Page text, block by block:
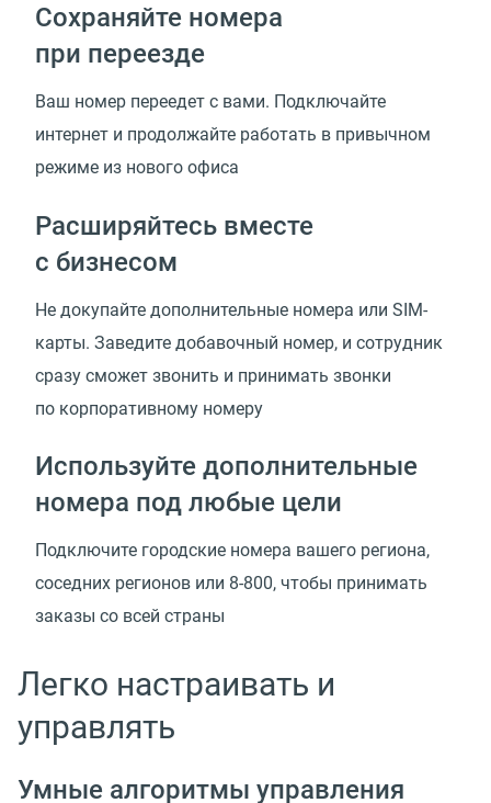
Сохраняйте номера
при переезде
Ваш номер переедет с вами. Подключайте
интернет и продолжайте работать в привычном
режиме из нового офиса
Расширяйтесь вместе
с бизнесом
Не докупайте дополнительные номера или SIM-
карты. Заведите добавочный номер, и сотрудник
сразу сможет звонить и принимать звонки
по корпоративному номеру
Используйте дополнительные
номера под любые цели
Подключите городские номера вашего региона,
соседних регионов или 8-800, чтобы принимать
заказы со всей страны
Легко настраивать и
управлять
Умные алгоритмы управления